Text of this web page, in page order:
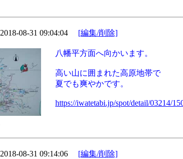
2018-08-31 09:04:04 [編集/削除]
八幡平方面へ向かいます。
高い山に囲まれた高原地帯で
夏でも爽やかです。
https://iwatetabi.jp/spot/detail/03214/
2018-08-31 09:14:06 [編集/削除]